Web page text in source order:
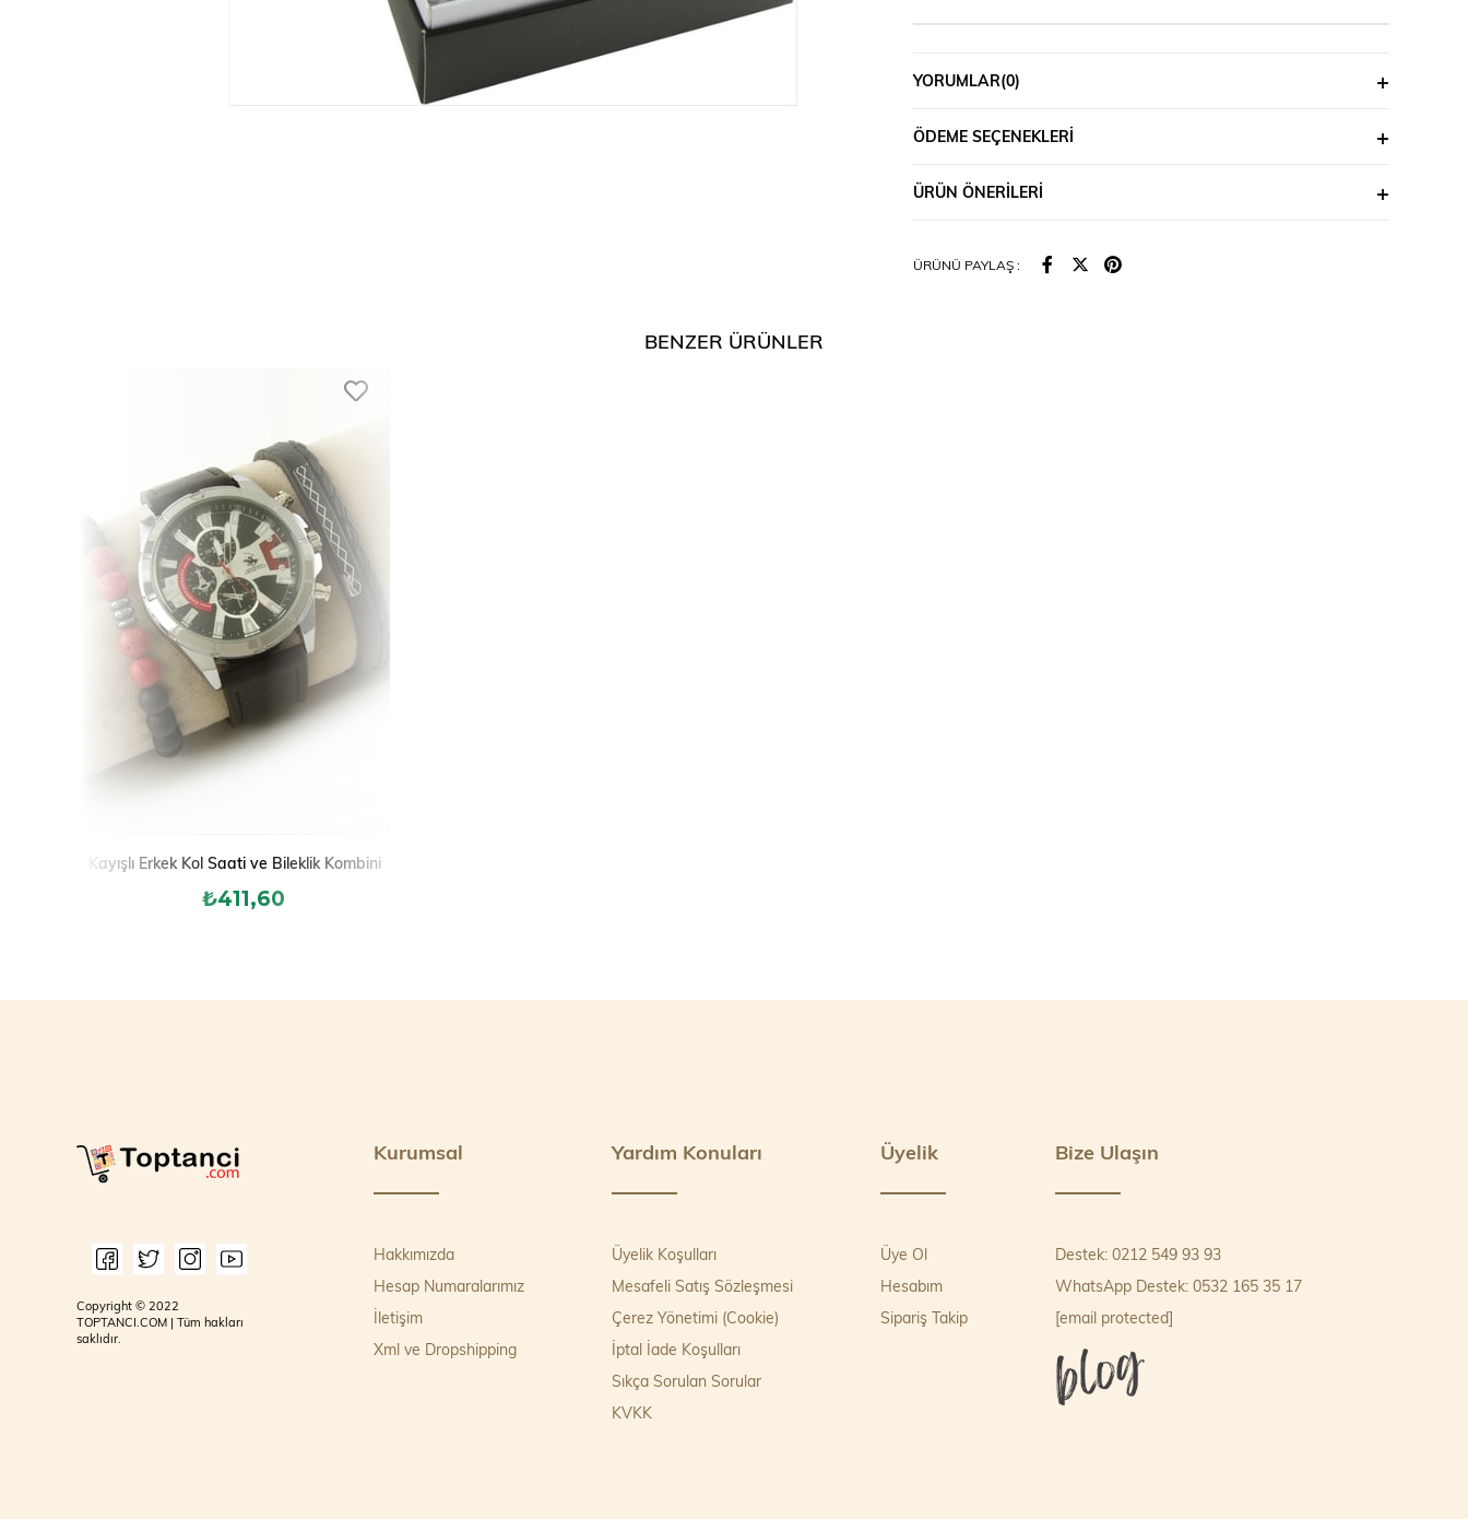
YORUMLAR(0)
ÖDEME SEÇENEKLERI
ÜRÜN ÖNERILERI
ÜRÜNÜ PAYLAŞ :
BENZER ÜRÜNLER
Kayışlı Erkek Kol Saati ve Bileklik Kombini
₺411,60
Kurumsal
Hakkımızda
Hesap Numaralarımız
İletişim
Xml ve Dropshipping
Yardım Konuları
Üyelik Koşulları
Mesafeli Satış Sözleşmesi
Çerez Yönetimi (Cookie)
İptal İade Koşulları
Sıkça Sorulan Sorular
KVKK
Üyelik
Üye Ol
Hesabım
Sipariş Takip
Bize Ulaşın
Destek: 0212 549 93 93
WhatsApp Destek: 0532 165 35 17
[email protected]
Copyright © 2022
TOPTANCI.COM | Tüm hakları
saklıdır.